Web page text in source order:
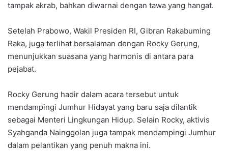
tampak akrab, bahkan diwarnai dengan tawa yang hangat.
Setelah Prabowo, Wakil Presiden RI, Gibran Rakabuming
Raka, juga terlihat bersalaman dengan Rocky Gerung,
menunjukkan suasana yang harmonis di antara para
pejabat.
Rocky Gerung hadir dalam acara tersebut untuk
mendampingi Jumhur Hidayat yang baru saja dilantik
sebagai Menteri Lingkungan Hidup. Selain Rocky, aktivis
Syahganda Nainggolan juga tampak mendampingi Jumhur
dalam pelantikan yang penuh makna ini.